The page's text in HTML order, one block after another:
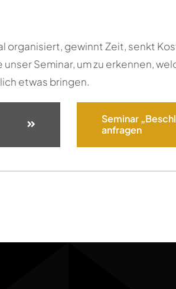
organisiert, gewinnt Zeit, senkt
Seminar, um zu erkennen,
etwas bringen.
Seminar
anfragen